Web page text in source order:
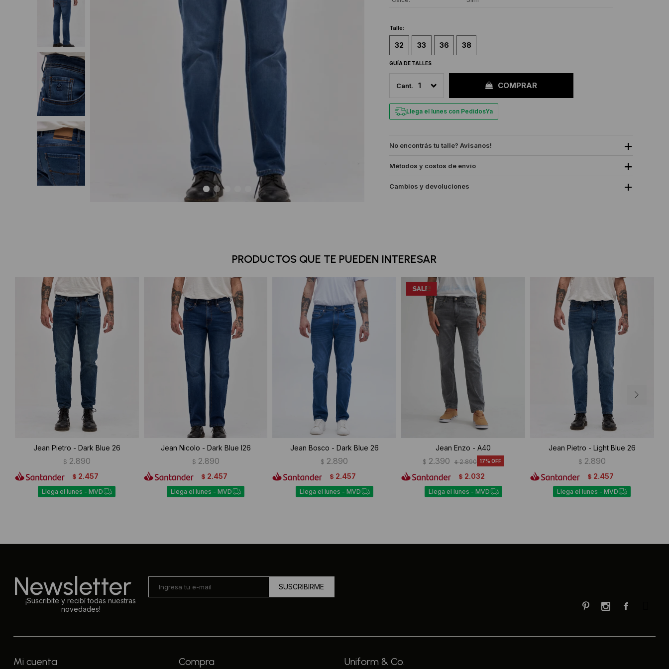
Talle:
32 33 36 38
GUÍA DE TALLES
1 COMPRAR
Llega el lunes con PedidosYa
No encontrás tu talle? Avisanos!
Métodos y costos de envío
Cambios y devoluciones
PRODUCTOS QUE TE PUEDEN INTERESAR
Jean Pietro - Dark Blue 26
$ 2.890
$ 2.457
Llega el lunes - MVD
Jean Nicolo - Dark Blue I26
$ 2.890
$ 2.457
Llega el lunes - MVD
Jean Bosco - Dark Blue 26
$ 2.890
$ 2.457
Llega el lunes - MVD
Jean Enzo - A40
$ 2.390 $ 2.890 17
$ 2.032
Llega el lunes - MVD
Jean Pietro - Light Blue 26
$ 2.890
$ 2.457
Llega el lunes - MVD
Newsletter
¡Suscribite y recibí todas nuestras
novedades!
SUSCRIBIRME

 
Mi cuenta Compra Uniform & Co.